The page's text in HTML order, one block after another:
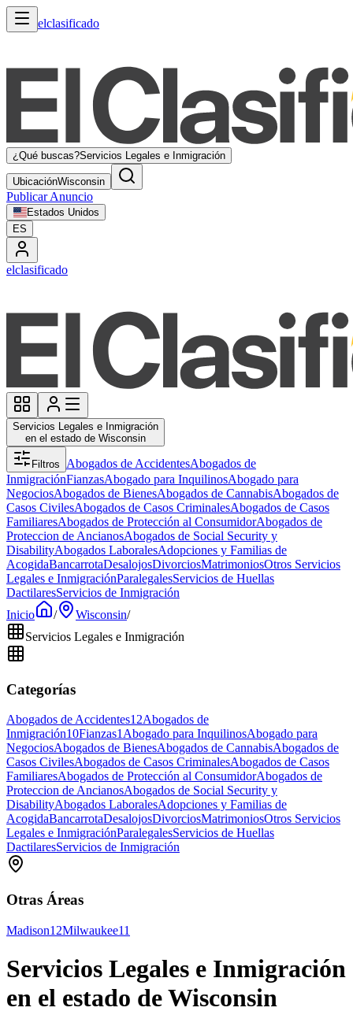
elclasificado
¿Qué buscas?Servicios Legales e Inmigración
UbicaciónWisconsin
Publicar Anuncio
Estados Unidos
ES
elclasificado
Servicios Legales e Inmigración
en el estado de Wisconsin
Filtros Abogados de AccidentesAbogados de
InmigraciónFianzasAbogado para InquilinosAbogado para
NegociosAbogados de BienesAbogados de CannabisAbogados de
Casos CivilesAbogados de Casos CriminalesAbogados de Casos
FamiliaresAbogados de Protección al ConsumidorAbogados de
Proteccion de AncianosAbogados de Social Security y
DisabilityAbogados LaboralesAdopciones y Familias de
AcogidaBancarrotaDesalojosDivorciosMatrimoniosOtros Servicios
Legales e InmigraciónParalegalesServicios de Huellas
DactilaresServicios de Inmigración
Inicio
/ Wisconsin/
Servicios Legales e Inmigración
Categorías
Abogados de Accidentes12Abogados de
Inmigración10Fianzas1Abogado para InquilinosAbogado para
NegociosAbogados de BienesAbogados de CannabisAbogados de
Casos CivilesAbogados de Casos CriminalesAbogados de Casos
FamiliaresAbogados de Protección al ConsumidorAbogados de
Proteccion de AncianosAbogados de Social Security y
DisabilityAbogados LaboralesAdopciones y Familias de
AcogidaBancarrotaDesalojosDivorciosMatrimoniosOtros Servicios
Legales e InmigraciónParalegalesServicios de Huellas
DactilaresServicios de Inmigración
Otras Áreas
Madison12Milwaukee11
Servicios Legales e Inmigración
en el estado de Wisconsin